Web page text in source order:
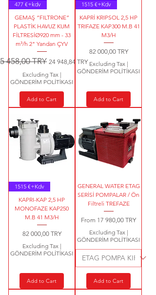
477 €+kdv
GEMAŞ “FILTRONE”
PLASTİK HAVUZ KUM
FİLTRESİØ920 mm - 33
m³/h 2" Yandan ÇYV
Price
458,00 TRY Sale Price
24 948,84 TRY
Excluding Tax |
GÖNDERİM POLİTİKASI
Add to Cart
1515 €+Kdv
KAPRİ KRIPSOL 2,5 HP
TRIFAZE KAP300 M.B 41
M3/H
Price
82 000,00 TRY
Excluding Tax |
GÖNDERİM POLİTİKASI
Add to Cart
1515 €+Kdv
KAPRI-KAP 2,5 HP
MONOFAZE KAP250
M.B 41 M3/H
Price
82 000,00 TRY
Excluding Tax |
GÖNDERİM POLİTİKASI
Add to Cart
GENERAL WATER ETAG
SERİSİ POMPALAR / Ön
Filtreli TREFAZE
From 17 980,00 TRY
Sale Price
Excluding Tax |
GÖNDERİM POLİTİKASI
Add to Cart